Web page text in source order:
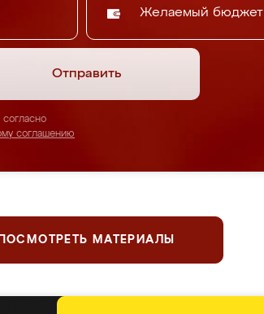
Желаемый бюджет
Отправить
соглашению
ПОСМОТРЕТЬ МАТЕРИАЛЫ